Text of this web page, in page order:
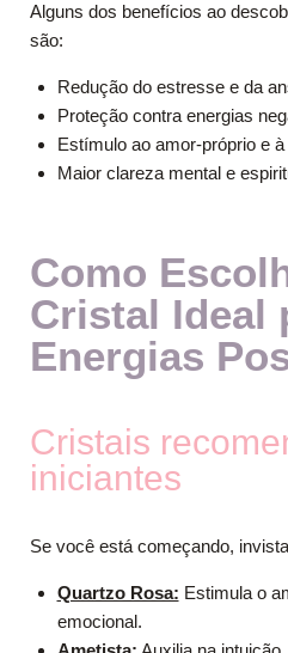
Alguns dos benefícios ao
são:
Redução do estresse e da
Proteção contra energias
Estímulo ao amor-próprio e
Maior clareza mental e
Como
Cristal Ideal
Energias
Cristais
iniciantes
Se você está começando,
Quartzo Rosa: Estimula o
emocional.